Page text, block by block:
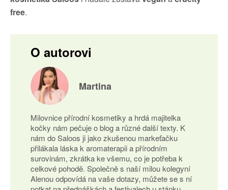
free.
O autorovi
Martina
Milovnice přírodní kosmetiky a hrdá majitelka
kočky nám pečuje o blog a různé další texty. K
nám do Saloos ji jako zkušenou markeťačku
přilákala láska k aromaterapii a přírodním
surovinám, zkrátka ke všemu, co je potřeba k
celkové pohodě. Společně s naší milou kolegyní
Alenou odpovídá na vaše dotazy, můžete se s ní